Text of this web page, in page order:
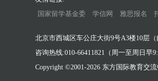
国家留学基金委
学信网 雅思报名
北京市西城区车公庄大街9号A3楼10层（
咨询热线:010-66411821（周一至周日早
Copyright ©2001-2026 东方国际教育交流